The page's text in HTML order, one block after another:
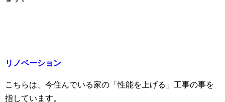
リノベーション
こちらは、今住んでいる家の「性能を上げる」工事の事を
指しています。